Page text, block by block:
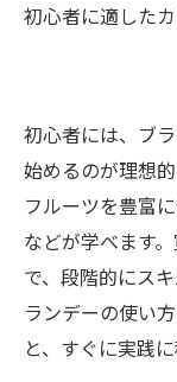
初心者に適した
初心者には、ブ
始めるのが理想
フルーツを豊富
などが学べます
で、段階的にス
ランデーの使い
と、すぐに実践に